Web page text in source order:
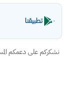
تطبيقنا
نشكركم على دعمكم